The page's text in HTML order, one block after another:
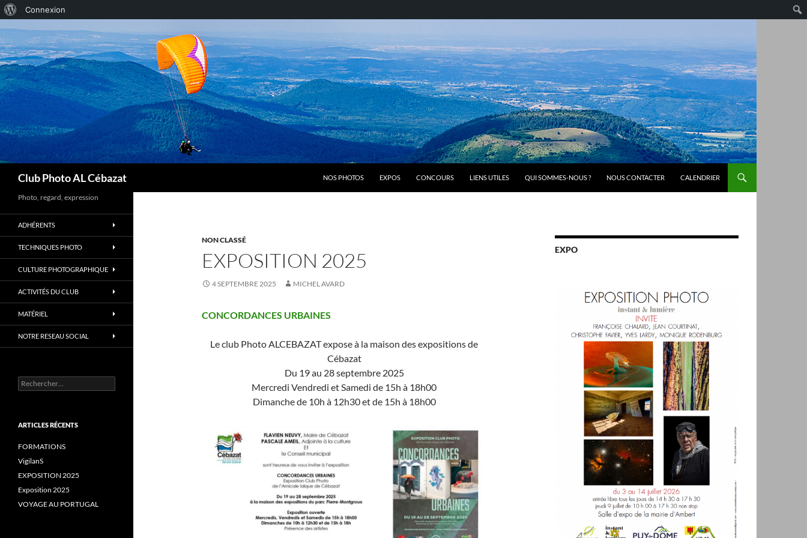
propos
de
WordPress
Connexion
Aller
au
contenu
Club Photo AL Cébazat NOS PHOTOS EXPOS CONCOURS LIENS UTILES QUI SOMMES-NOUS ? NOUS CONTACTER CALENDRIER
NON CLASSÉ
EXPOSITION 2025
4 SEPTEMBRE 2025 MICHEL AVARD
CONCORDANCES URBAINES
Le club Photo ALCEBAZAT expose à la maison des expositions de
Cébazat
Du 19 au 28 septembre 2025
Mercredi Vendredi et Samedi de 15h à 18h00
Dimanche de 10h à 12h30 et de 15h à 18h00
EXPO
Photo, regard, expression
ADHÉRENTS
TECHNIQUES PHOTO
CULTURE PHOTOGRAPHIQUE
ACTIVITÉS DU CLUB
MATÉRIEL
NOTRE RESEAU SOCIAL
Rechercher :
ARTICLES RÉCENTS
FORMATIONS
VigilanS
EXPOSITION 2025
Exposition 2025
VOYAGE AU PORTUGAL